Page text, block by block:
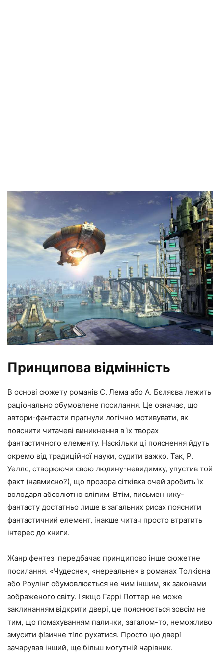
Принципова відмінність
В основі сюжету романів С. Лема або А. Бєляєва лежить
раціонально обумовлене посилання. Це означає, що
автори-фантасти прагнули логічно мотивувати, як
пояснити читачеві виникнення в їх творах
фантастичного елементу. Наскільки ці пояснення йдуть
окремо від традиційної науки, судити важко. Так, Р.
Уеллс, створюючи свою людину-невидимку, упустив той
факт (навмисно?), що прозора сітківка очей зробить їх
володаря абсолютно сліпим. Втім, письменнику-
фантасту достатньо лише в загальних рисах пояснити
фантастичний елемент, інакше читач просто втратить
інтерес до книги.
Жанр фентезі передбачає принципово інше сюжетне
посилання. «Чудесне», «нереальне» в романах Толкієна
або Роулінг обумовлюється не чим іншим, як законами
зображеного світу. І якщо Гаррі Поттер не може
заклинанням відкрити двері, це пояснюється зовсім не
тим, що помахуванням палички, загалом-то, неможливо
змусити фізичне тіло рухатися. Просто цю двері
зачарував інший, ще більш могутній чарівник.